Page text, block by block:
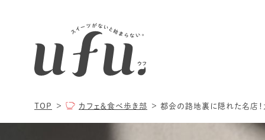
TOP カフェ＆食べ歩き部 都会の路地裏に隠れた名店